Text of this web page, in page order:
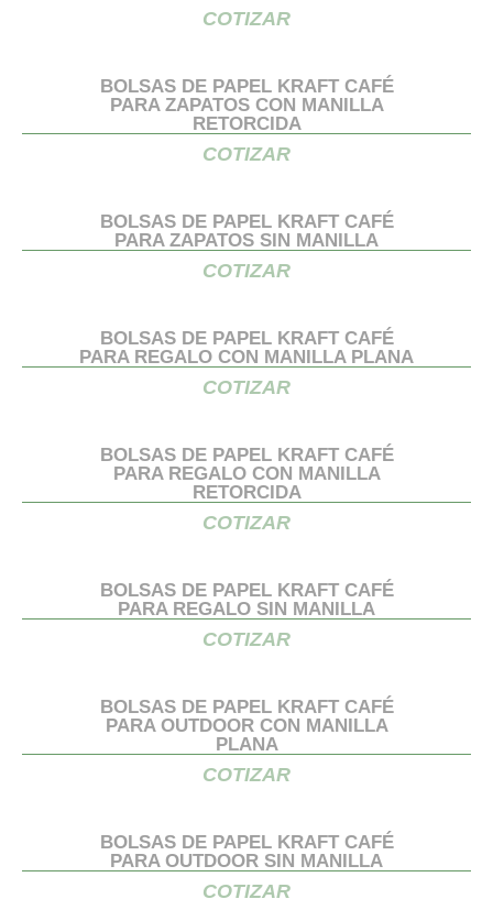
COTIZAR
BOLSAS DE PAPEL KRAFT CAFÉ
PARA ZAPATOS CON MANILLA
RETORCIDA
COTIZAR
BOLSAS DE PAPEL KRAFT CAFÉ
PARA ZAPATOS SIN MANILLA
COTIZAR
BOLSAS DE PAPEL KRAFT CAFÉ
PARA REGALO CON MANILLA PLANA
COTIZAR
BOLSAS DE PAPEL KRAFT CAFÉ
PARA REGALO CON MANILLA
RETORCIDA
COTIZAR
BOLSAS DE PAPEL KRAFT CAFÉ
PARA REGALO SIN MANILLA
COTIZAR
BOLSAS DE PAPEL KRAFT CAFÉ
PARA OUTDOOR CON MANILLA
PLANA
COTIZAR
BOLSAS DE PAPEL KRAFT CAFÉ
PARA OUTDOOR SIN MANILLA
COTIZAR